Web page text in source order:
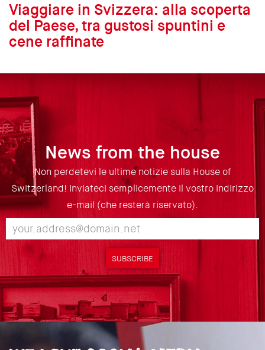
Viaggiare in Svizzera: alla scoperta
del Paese, tra gustosi spuntini e
cene raffinate
News from the house
Non perdetevi le ultime notizie sulla House of
Switzerland! Inviateci semplicemente il vostro indirizzo
e-mail (che resterà riservato).
SUBSCRIBE